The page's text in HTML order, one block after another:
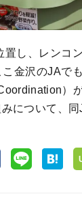
し、レンコ
金沢のJAで
）
について、